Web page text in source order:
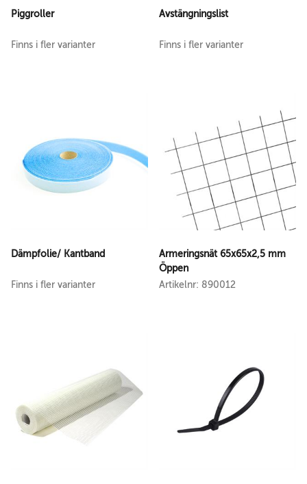
Piggroller
Finns i fler varianter
Avstängningslist
Finns i fler varianter
Dämpfolie/ Kantband
Finns i fler varianter
Armeringsnät 65x65x2,5 mm
Öppen
Artikelnr: 890012